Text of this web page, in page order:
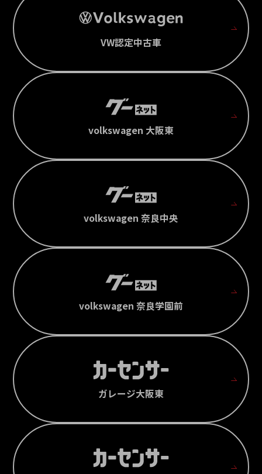
VW認定中古車
volkswagen 大阪東
volkswagen 奈良中央
volkswagen 奈良学園前
ガレージ大阪東